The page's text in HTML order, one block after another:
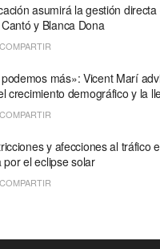
asumirá la gestión
y Blanca Dona
más»: Vicent Marí
crecimiento demográfico y la
y afecciones al tráfico
por el eclipse solar